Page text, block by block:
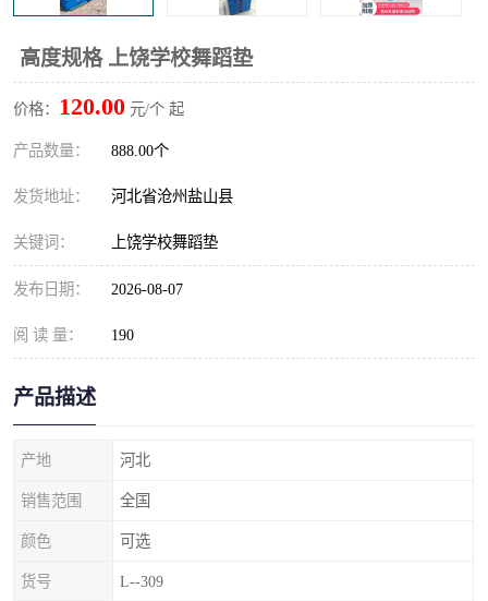
高度规格 上饶学校舞蹈垫
价格： 120.00 元/个 起
产品数量： 888.00个
发货地址： 河北省沧州盐山县
关键词： 上饶学校舞蹈垫
发布日期： 2026-08-07
阅 读 量： 190
产品描述
产地 河北
销售范围 全国
颜色 可选
货号 L--309